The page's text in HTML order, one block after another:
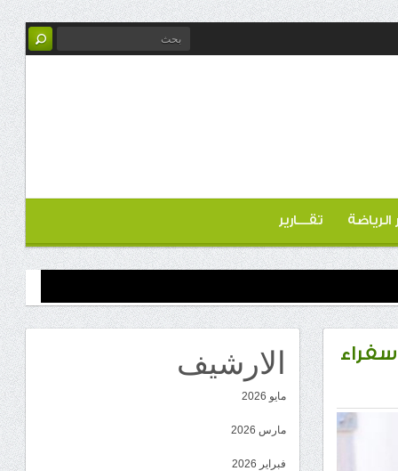
الرياضة تقـــارير
الارشيف
مايو 2026
مارس 2026
فبراير 2026